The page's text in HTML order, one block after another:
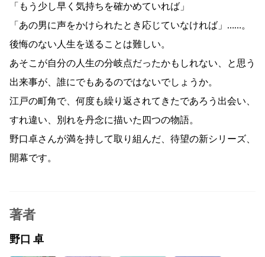
「もう少し早く気持ちを確かめていれば」
「あの男に声をかけられたとき応じていなければ」……。
後悔のない人生を送ることは難しい。
あそこが自分の人生の分岐点だったかもしれない、と思う
出来事が、誰にでもあるのではないでしょうか。
江戸の町角で、何度も繰り返されてきたであろう出会い、
すれ違い、別れを丹念に描いた四つの物語。
野口卓さんが満を持して取り組んだ、待望の新シリーズ、
開幕です。
著者
野口 卓